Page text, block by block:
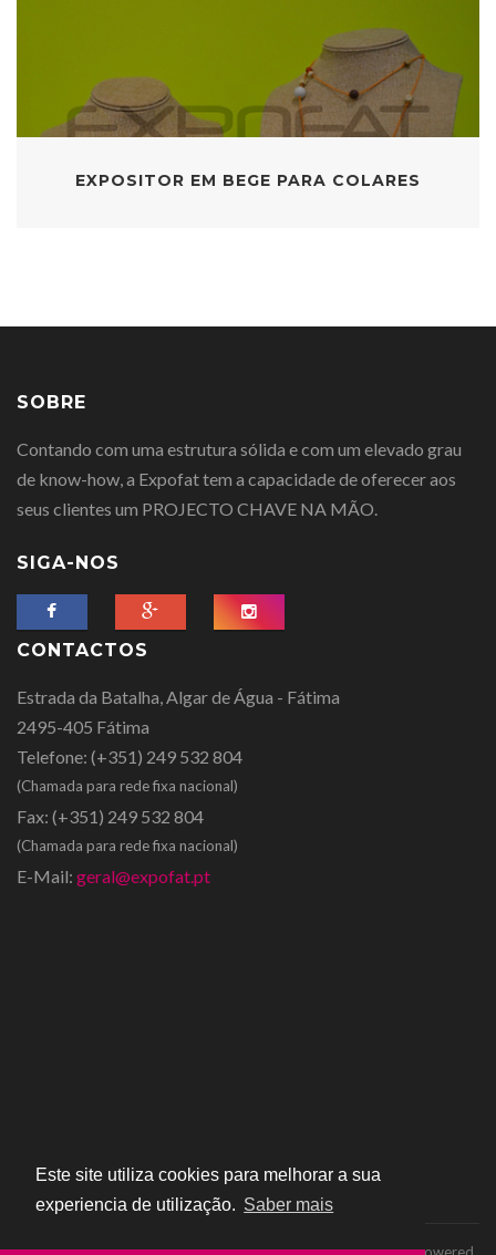
Este site utiliza cookies para melhorar a sua
experiencia de utilização. Saber mais
EXPOSITOR EM BEGE PARA COLARES
SOBRE
Contando com uma estrutura sólida e com um elevado grau
de know-how, a Expofat tem a capacidade de oferecer aos
seus clientes um PROJECTO CHAVE NA MÃO.
SIGA-NOS
CONTACTOS
Estrada da Batalha, Algar de Água - Fátima
2495-405 Fátima
Telefone: (+351) 249 532 804
(Chamada para rede fixa nacional)
Fax: (+351) 249 532 804
(Chamada para rede fixa nacional)
E-Mail: geral@expofat.pt